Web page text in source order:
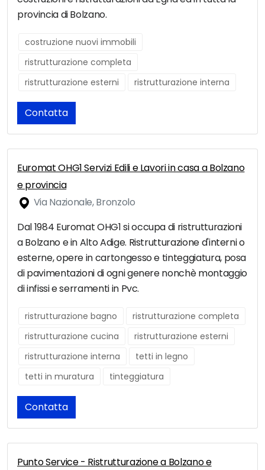
provincia di Bolzano.
costruzione nuovi immobili
ristrutturazione completa
ristrutturazione esterni
ristrutturazione interna
Contatta
Euromat OHG1 Servizi Edili e Lavori in casa a Bolzano
e provincia
Via Nazionale, Bronzolo
Dal 1984 Euromat OHG1 si occupa di ristrutturazioni
a Bolzano e in Alto Adige. Ristrutturazione d'interni o
esterne, opere in cartongesso e tinteggiatura, posa
di pavimentazioni di ogni genere nonchè montaggio
di infissi e serramenti in Pvc.
ristrutturazione bagno
ristrutturazione completa
ristrutturazione cucina
ristrutturazione esterni
ristrutturazione interna
tetti in legno
tetti in muratura
tinteggiatura
Contatta
Punto Service - Ristrutturazione a Bolzano e